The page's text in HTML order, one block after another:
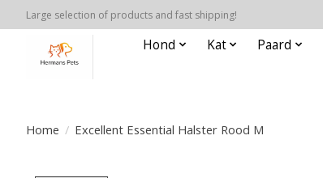
Large selection of products and fast shipping!
Hond Kat Paard
Home / Excellent Essential Halster Rood M